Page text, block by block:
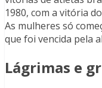
1980, com a vitória
As mulheres só
que foi vencida pela
Lágrimas e